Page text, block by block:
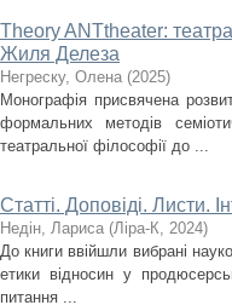
Theory ANTtheater:
Жиля Делеза
Негреску, Олена (2025)
Монографія присвячена
формальних методів
театральної філософії до ...
Статті. Доповіді. Листи.
Недін, Лариса (Ліра-К, 2024)
До книги ввійшли вибрані
етики відносин у
питання ...